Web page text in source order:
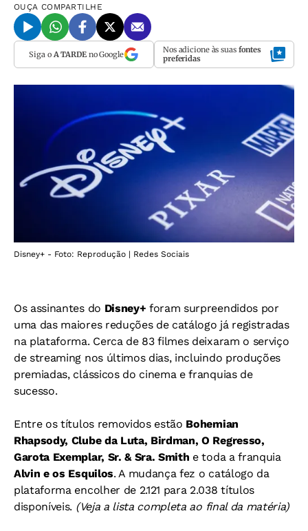
OUÇA COMPARTILHE
Siga o A TARDEno Google Nos adicione às suas fontes
preferidas
Disney+ - Foto: Reprodução | Redes Sociais
Os assinantes do Disney+ foram surpreendidos por
uma das maiores reduções de catálogo já registradas
na plataforma. Cerca de 83 filmes deixaram o serviço
de streaming nos últimos dias, incluindo produções
premiadas, clássicos do cinema e franquias de
sucesso.
Entre os títulos removidos estão Bohemian
Rhapsody, Clube da Luta, Birdman, O Regresso,
Garota Exemplar, Sr. & Sra. Smith e toda a franquia
Alvin e os Esquilos. A mudança fez o catálogo da
plataforma encolher de 2.121 para 2.038 títulos
disponíveis. (Veja a lista completa ao final da matéria)